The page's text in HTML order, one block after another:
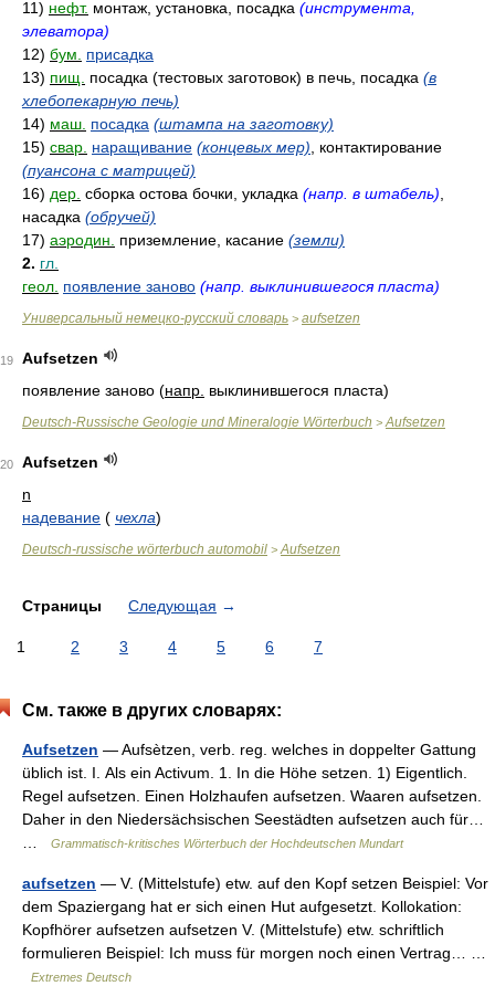
11) нефт. монтаж, установка, посадка (инструмента,
элеватора)
12) бум.
присадка
13) пищ. посадка (тестовых заготовок) в печь, посадка (в
хлебопекарную печь)
14) маш. посадка (штампа на заготовку)
15) свар. наращивание (концевых мер) , контактирование
(пуансона с матрицей)
16) дер. сборка остова бочки, укладка (напр. в штабель)
насадка (обручей)
17) аэродин. приземление, касание (земли)
2. гл.
геол. появление заново (напр. выклинившегося пласта)
Универсальный немецко-русский словарь > aufsetzen
19
Aufsetzen
появление заново (напр. выклинившегося пласта)
Deutsch-Russische Geologie und Mineralogie Wörterbuch > Aufsetzen
20
Aufsetzen
n
надевание ( чехла)
Deutsch-russische wörterbuch automobil > Aufsetzen
Страницы Следующая →
1 2 3 4 5 6 7
См. также в других словарях:
Aufsetzen — Aufsètzen, verb. reg. welches in doppelter Gattung
üblich ist. I. Als ein Activum. 1. In die Höhe setzen. 1) Eigentlich.
Regel aufsetzen. Einen Holzhaufen aufsetzen. Waaren aufsetzen.
Daher in den Niedersächsischen Seestädten aufsetzen auch für…
Grammatisch-kritisches Wörterbuch der Hochdeutschen Mundart
aufsetzen — V. (Mittelstufe) etw. auf den Kopf setzen Beispiel: Vor
dem Spaziergang hat er sich einen Hut aufgesetzt. Kollokation:
Kopfhörer aufsetzen aufsetzen V. (Mittelstufe) etw. schriftlich
formulieren Beispiel: Ich muss für morgen noch einen Vertrag… …
Extremes Deutsch